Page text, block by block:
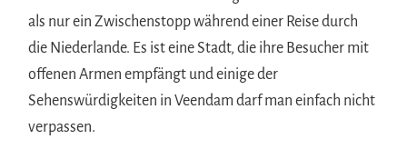
als nur ein Zwischenstopp während einer Reise durch
die Niederlande. Es ist eine Stadt, die ihre Besucher mit
offenen Armen empfängt und einige der
Sehenswürdigkeiten in Veendam darf man einfach nicht
verpassen.